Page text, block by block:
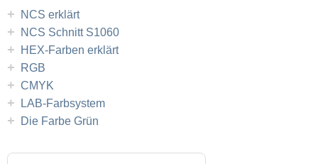
+ NCS erklärt
+ NCS Schnitt S1060
+ HEX-Farben erklärt
+ RGB
+ CMYK
+ LAB-Farbsystem
+ Die Farbe Grün